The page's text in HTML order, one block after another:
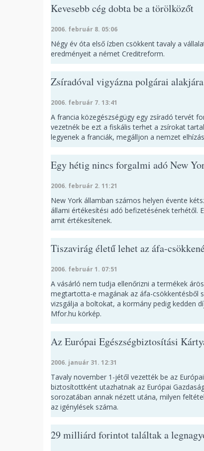
Kevesebb cég dobta be a törölközőt
2006. február 8. 05:06
Négy év óta első ízben csökkent tavaly a
eredményeit a német Creditreform.
Zsíradóval vigyázna polgárai
2006. február 7. 13:41
A francia közegészségügy egy zsíradó tervét
vezetnék be ezt a fiskális terhet a zsírokat
legyenek a franciák, megálljon a nemzet
Egy hétig nincs forgalmi adó New
2006. február 2. 11:21
New York államban számos helyen évente
állami értékesítési adó befizetésének terhétől.
amit értékesítenek.
Tiszavirág életű lehet az áfa-
2006. február 1. 07:51
A vásárló nem tudja ellenőrizni a termékek
megtartotta-e magának az áfa-csökkentésből
vizsgálja a boltokat, a kormány pedig kedden
Mfor.hu körkép.
Az Európai Egészségbiztosítási
2006. január 31. 12:31
Tavaly november 1-jétől vezették be az
biztosítottként utazhatnak az Európai
sorozatában annak nézett utána, milyen
az igénylések száma.
29 milliárd forintot találtak a